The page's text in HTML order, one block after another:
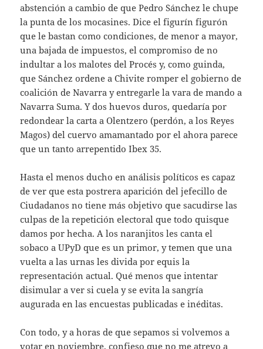
abstención a cambio de que Pedro Sánchez le chupe
la punta de los mocasines. Dice el figurín figurón
que le bastan como condiciones, de menor a mayor,
una bajada de impuestos, el compromiso de no
indultar a los malotes del Procés y, como guinda,
que Sánchez ordene a Chivite romper el gobierno de
coalición de Navarra y entregarle la vara de mando a
Navarra Suma. Y dos huevos duros, quedaría por
redondear la carta a Olentzero (perdón, a los Reyes
Magos) del cuervo amamantado por el ahora parece
que un tanto arrepentido Ibex 35.
Hasta el menos ducho en análisis políticos es capaz
de ver que esta postrera aparición del jefecillo de
Ciudadanos no tiene más objetivo que sacudirse las
culpas de la repetición electoral que todo quisque
damos por hecha. A los naranjitos les canta el
sobaco a UPyD que es un primor, y temen que una
vuelta a las urnas les divida por equis la
representación actual. Qué menos que intentar
disimular a ver si cuela y se evita la sangría
augurada en las encuestas publicadas e inéditas.
Con todo, y a horas de que sepamos si volvemos a
votar en noviembre, confieso que no me atrevo a